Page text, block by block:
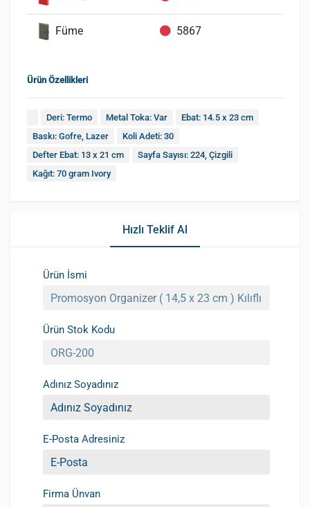
Füme 5867
Ürün Özellikleri
Deri: Termo Metal Toka: Var
Ebat: 14.5 x 23 cm
Baskı: Gofre, Lazer
Koli Adeti: 30
Defter Ebat: 13 x 21 cm
Sayfa Sayısı: 224, Çizgili
Kağıt: 70 gram Ivory
Hızlı Teklif Al
Ürün İsmi
Ürün Stok Kodu
Adınız Soyadınız
E-Posta Adresiniz
Firma Ünvan